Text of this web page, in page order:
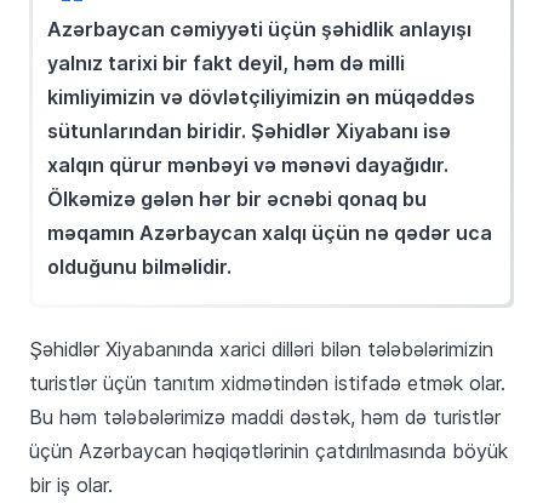
Azərbaycan cəmiyyəti üçün şəhidlik anlayışı
yalnız tarixi bir fakt deyil, həm də milli
kimliyimizin və dövlətçiliyimizin ən müqəddəs
sütunlarından biridir. Şəhidlər Xiyabanı isə
xalqın qürur mənbəyi və mənəvi dayağıdır.
Ölkəmizə gələn hər bir əcnəbi qonaq bu
məqamın Azərbaycan xalqı üçün nə qədər uca
olduğunu bilməlidir.
Şəhidlər Xiyabanında xarici dilləri bilən tələbələrimizin
turistlər üçün tanıtım xidmətindən istifadə etmək olar.
Bu həm tələbələrimizə maddi dəstək, həm də turistlər
üçün Azərbaycan həqiqətlərinin çatdırılmasında böyük
bir iş olar.